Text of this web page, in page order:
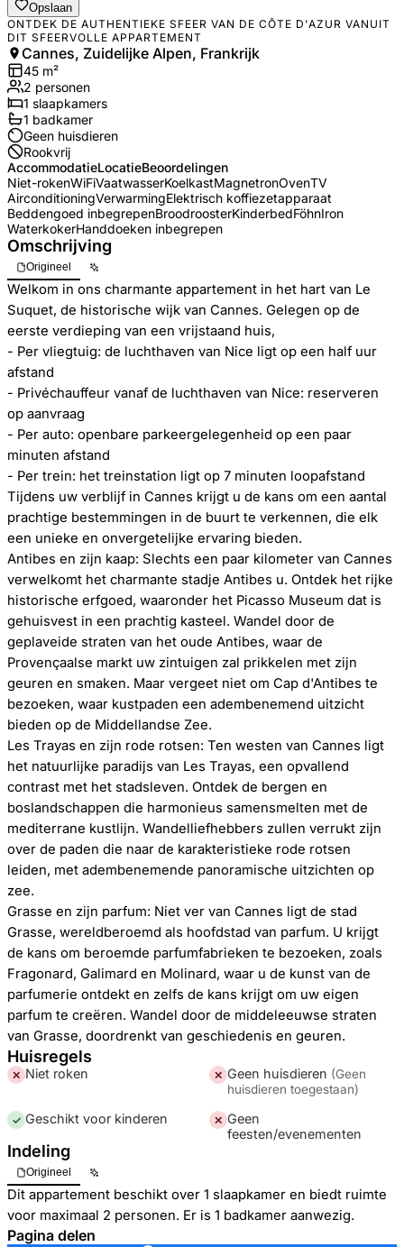
Opslaan
ONTDEK DE AUTHENTIEKE SFEER VAN DE CÔTE D'AZUR VANUIT
DIT SFEERVOLLE APPARTEMENT
Cannes, Zuidelijke Alpen, Frankrijk
45 m²
2 personen
1 slaapkamers
1 badkamer
Geen huisdieren
Rookvrij
AccommodatieLocatieBeoordelingen
Niet-rokenWiFiVaatwasserKoelkastMagnetronOvenTV
AirconditioningVerwarmingElektrisch koffiezetapparaat
Beddengoed inbegrepenBroodroosterKinderbedFöhnIron
WaterkokerHanddoeken inbegrepen
Omschrijving
Origineel
Welkom in ons charmante appartement in het hart van Le
Suquet, de historische wijk van Cannes. Gelegen op de
eerste verdieping van een vrijstaand huis,
- Per vliegtuig: de luchthaven van Nice ligt op een half uur
afstand
- Privéchauffeur vanaf de luchthaven van Nice: reserveren
op aanvraag
- Per auto: openbare parkeergelegenheid op een paar
minuten afstand
- Per trein: het treinstation ligt op 7 minuten loopafstand
Tijdens uw verblijf in Cannes krijgt u de kans om een aantal
prachtige bestemmingen in de buurt te verkennen, die elk
een unieke en onvergetelijke ervaring bieden.
Antibes en zijn kaap: Slechts een paar kilometer van Cannes
verwelkomt het charmante stadje Antibes u. Ontdek het rijke
historische erfgoed, waaronder het Picasso Museum dat is
gehuisvest in een prachtig kasteel. Wandel door de
geplaveide straten van het oude Antibes, waar de
Provençaalse markt uw zintuigen zal prikkelen met zijn
geuren en smaken. Maar vergeet niet om Cap d'Antibes te
bezoeken, waar kustpaden een adembenemend uitzicht
bieden op de Middellandse Zee.
Les Trayas en zijn rode rotsen: Ten westen van Cannes ligt
het natuurlijke paradijs van Les Trayas, een opvallend
contrast met het stadsleven. Ontdek de bergen en
boslandschappen die harmonieus samensmelten met de
mediterrane kustlijn. Wandelliefhebbers zullen verrukt zijn
over de paden die naar de karakteristieke rode rotsen
leiden, met adembenemende panoramische uitzichten op
zee.
Grasse en zijn parfum: Niet ver van Cannes ligt de stad
Grasse, wereldberoemd als hoofdstad van parfum. U krijgt
de kans om beroemde parfumfabrieken te bezoeken, zoals
Fragonard, Galimard en Molinard, waar u de kunst van de
parfumerie ontdekt en zelfs de kans krijgt om uw eigen
parfum te creëren. Wandel door de middeleeuwse straten
van Grasse, doordrenkt van geschiedenis en geuren.
Huisregels
✕ Niet roken ✕ Geen huisdieren (Geen
huisdieren toegestaan)
✓ Geschikt voor kinderen ✕ Geen
feesten/evenementen
Indeling
Origineel
Dit appartement beschikt over 1 slaapkamer en biedt ruimte
voor maximaal 2 personen. Er is 1 badkamer aanwezig.
Pagina delen